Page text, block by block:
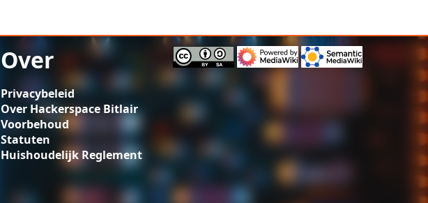
Over
Privacybeleid
Over Hackerspace Bitlair
Voorbehoud
Statuten
Huishoudelijk Reglement